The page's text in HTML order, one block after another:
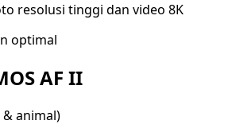
resolusi tinggi dan video 8K
optimal
AF II
& animal)